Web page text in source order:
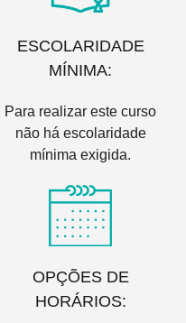
ESCOLARIDADE
MÍNIMA:
Para realizar este curso
não há escolaridade
mínima exigida.
OPÇÕES DE
HORÁRIOS: